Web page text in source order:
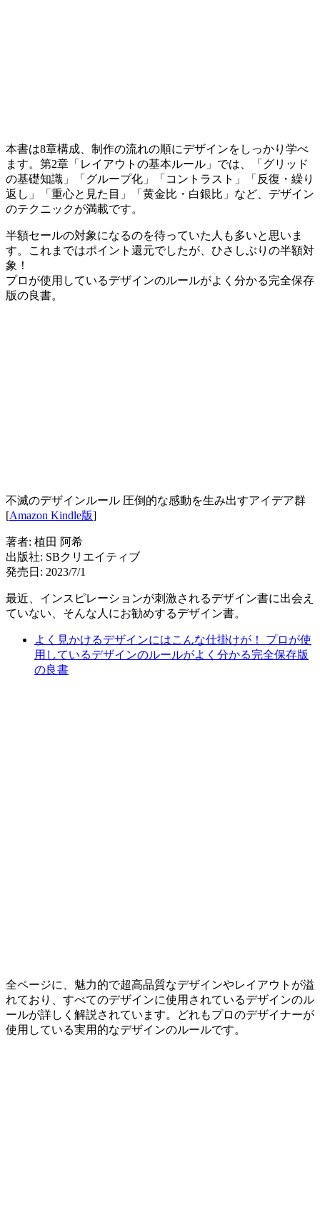
本書は8章構成、制作の流れの順にデザインをしっかり学べ
ます。第2章「レイアウトの基本ルール」では、「グリッド
の基礎知識」「グループ化」「コントラスト」「反復・繰り
返し」「重心と見た目」「黄金比・白銀比」など、デザイン
のテクニックが満載です。
半額セールの対象になるのを待っていた人も多いと思いま
す。これまではポイント還元でしたが、ひさしぶりの半額対
象！
プロが使用しているデザインのルールがよく分かる完全保存
版の良書。
不滅のデザインルール 圧倒的な感動を生み出すアイデア群
[Amazon Kindle版]
著者: 植田 阿希
出版社: SBクリエイティブ
発売日: 2023/7/1
最近、インスピレーションが刺激されるデザイン書に出会え
ていない、そんな人にお勧めするデザイン書。
よく見かけるデザインにはこんな仕掛けが！ プロが使
用しているデザインのルールがよく分かる完全保存版
の良書
全ページに、魅力的で超高品質なデザインやレイアウトが溢
れており、すべてのデザインに使用されているデザインのル
ールが詳しく解説されています。どれもプロのデザイナーが
使用している実用的なデザインのルールです。